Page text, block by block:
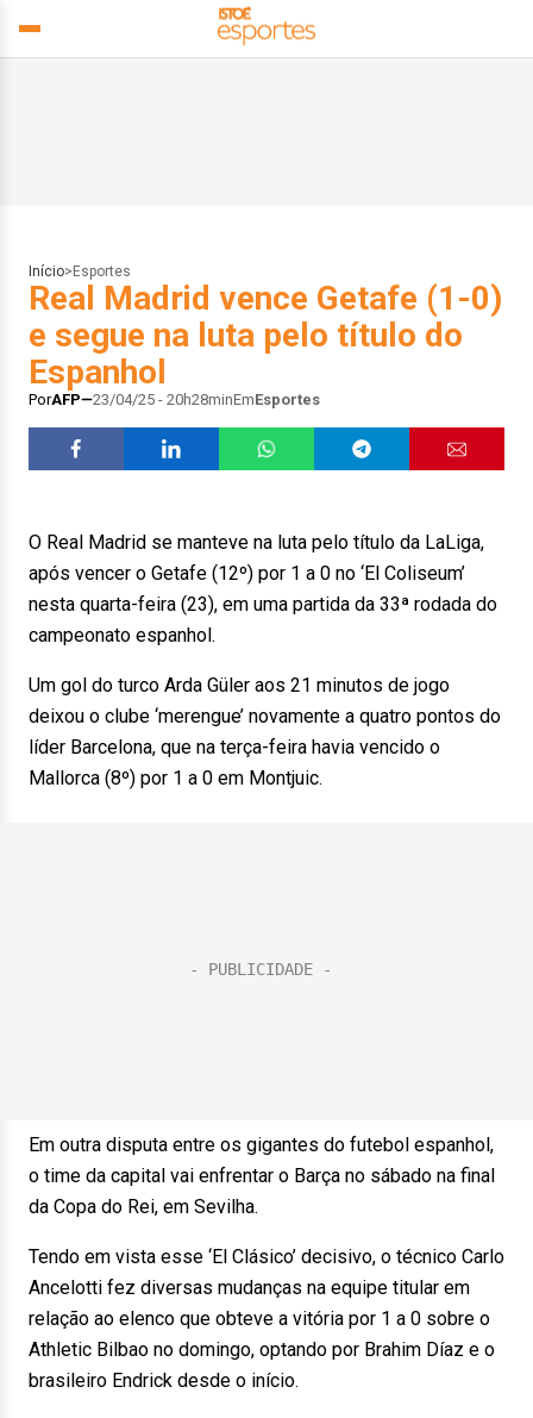
Início> Esportes
Real Madrid vence Getafe (1-0)
e segue na luta pelo título do
Espanhol
PorAFP 23/04/25 - 20h28minEmEsportes
O Real Madrid se manteve na luta pelo título da LaLiga,
após vencer o Getafe (12º) por 1 a 0 no ‘El Coliseum’
nesta quarta-feira (23), em uma partida da 33ª rodada do
campeonato espanhol.
Um gol do turco Arda Güler aos 21 minutos de jogo
deixou o clube ‘merengue’ novamente a quatro pontos do
líder Barcelona, que na terça-feira havia vencido o
Mallorca (8º) por 1 a 0 em Montjuic.
Em outra disputa entre os gigantes do futebol espanhol,
o time da capital vai enfrentar o Barça no sábado na final
da Copa do Rei, em Sevilha.
Tendo em vista esse ‘El Clásico’ decisivo, o técnico Carlo
Ancelotti fez diversas mudanças na equipe titular em
relação ao elenco que obteve a vitória por 1 a 0 sobre o
Athletic Bilbao no domingo, optando por Brahim Díaz e o
brasileiro Endrick desde o início.